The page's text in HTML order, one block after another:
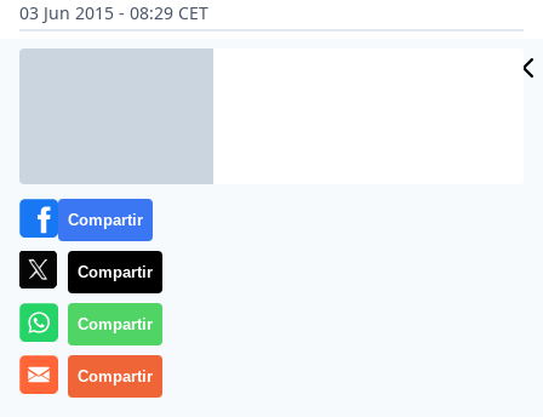
03 Jun 2015 - 08:29 CET
Archivado en:
JOSÉ
Compartir
Compartir
Compartir
Compartir